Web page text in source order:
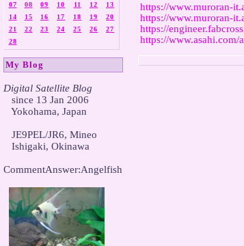
07
08 09 10 11 12
13
14
15 16 17 18 19
20
21
22 23 24 25 26
27
28
My Blog
Digital Satellite Blog
since 13 Jan 2006
   Yokohama, Japan
   JE9PEL/JR6, Mineo
   Ishigaki, Okinawa
CommentAnswer:Angelfish
https://www.muroran-
https://www.muroran-
https://
https://